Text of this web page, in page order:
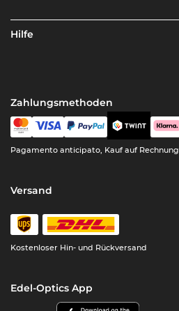
Hilfe
Zahlungsmethoden
Pagamento anticipato, Kauf auf Rechnung
Versand
Kostenloser Hin- und Rückversand
Edel-Optics App